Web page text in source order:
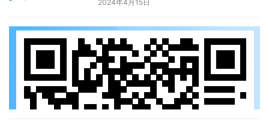
2024年4月15日